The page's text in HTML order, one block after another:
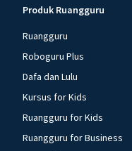
Produk Ruangguru
Ruangguru
Roboguru Plus
Dafa dan Lulu
Kursus for Kids
Ruangguru for Kids
Ruangguru for Business